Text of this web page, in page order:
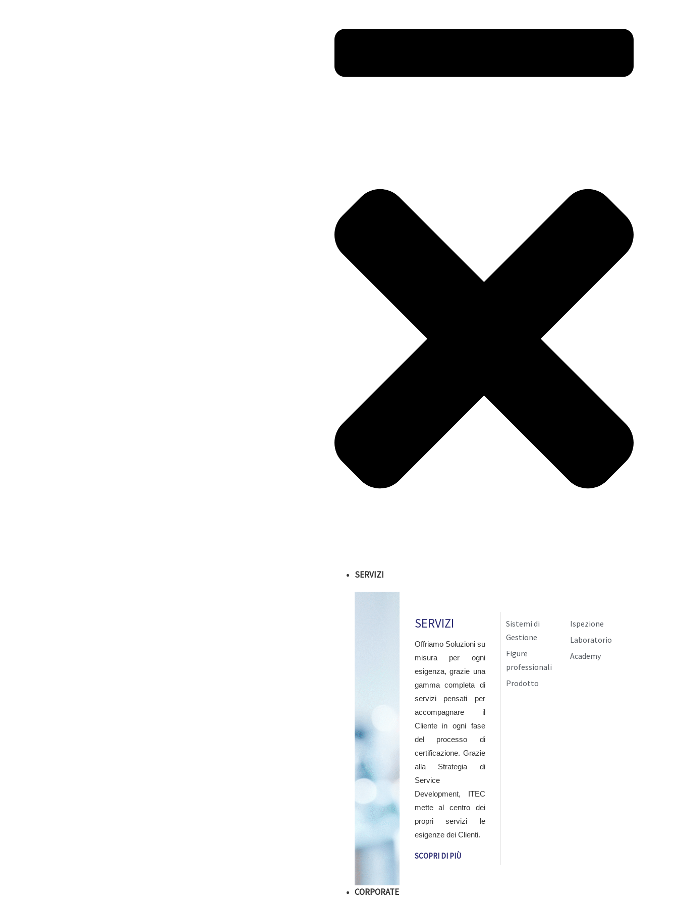
SERVIZI
SERVIZI
Offriamo Soluzioni su
misura per ogni
esigenza, grazie una
gamma completa di
servizi pensati per
accompagnare il
Cliente in ogni fase
del processo di
certificazione. Grazie
alla Strategia di
Service
Development, ITEC
mette al centro dei
propri servizi le
esigenze dei Clienti.
SCOPRI DI PIÙ
Sistemi di
Gestione
Figure
professionali
Prodotto
Ispezione
Laboratorio
Academy
CORPORATE